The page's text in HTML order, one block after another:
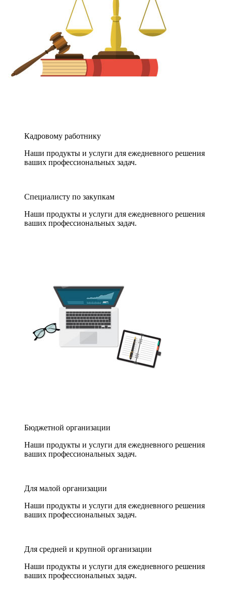
Кадровому работнику
Наши продукты и услуги для ежедневного решения
ваших профессиональных задач.
Специалисту по закупкам
Наши продукты и услуги для ежедневного решения
ваших профессиональных задач.
Бюджетной организации
Наши продукты и услуги для ежедневного решения
ваших профессиональных задач.
Для малой организации
Наши продукты и услуги для ежедневного решения
ваших профессиональных задач.
Для средней и крупной организации
Наши продукты и услуги для ежедневного решения
ваших профессиональных задач.